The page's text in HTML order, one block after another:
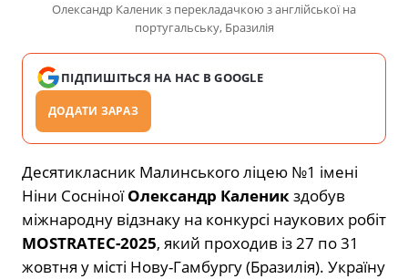
Олександр Каленик з перекладачкою з англійської на
португальську, Бразилія
ПІДПИШІТЬСЯ НА НАС В GOOGLE
ДОДАТИ ЗАРАЗ
Десятикласник Малинського ліцею №1 імені
Ніни СосніноїОлександр Каленикздобув
міжнародну відзнаку на конкурсі наукових робіт
MOSTRATEC-2025, який проходив із 27 по 31
жовтня у місті Нову-Гамбургу (Бразилія). Україну